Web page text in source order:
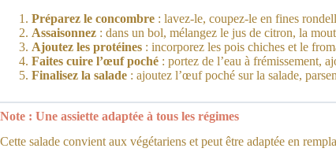
Préparez le concombre : lavez-le, coupez-le en fines
Assaisonnez : dans un bol, mélangez le jus de citron, la
Ajoutez les protéines : incorporez les pois chiches et le
Faites cuire l’œuf poché : portez de l’eau à frémissement,
Finalisez la salade : ajoutez l’œuf poché sur la salade,
Note : Une assiette adaptée à tous les régimes
Cette salade convient aux végétariens et peut être adaptée en